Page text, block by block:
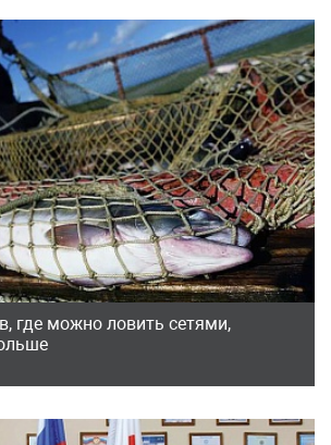
где можно ловить сетями,